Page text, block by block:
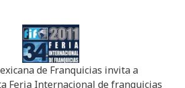
de Franquicias invita a
Feria Internacional de franquicias